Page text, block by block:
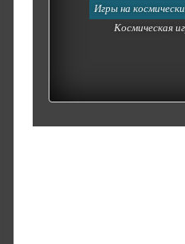
Игры на
Космическая